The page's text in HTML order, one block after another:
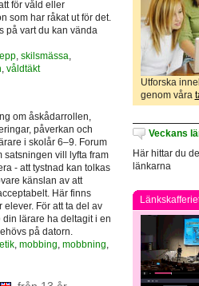
för våld eller
som har råkat ut för det.
på vart du kan vända
, skilsmässa
våldtäkt
om åskådarrollen,
påverkan och
i skolår 6–9. Forum
satsningen vill lyfta fram
- att tystnad kan tolkas
känslan av att
Här finns
För att ta del av
lärare ha deltagit i en
på datorn.
etik, mobbing, mobbning,
Utforska
genom våra
Veckans
Här hittar du
länkarna